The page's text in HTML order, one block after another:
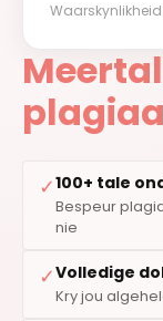
✓100+ tale
Bespeur
nie
✓Volledige
Kry jou